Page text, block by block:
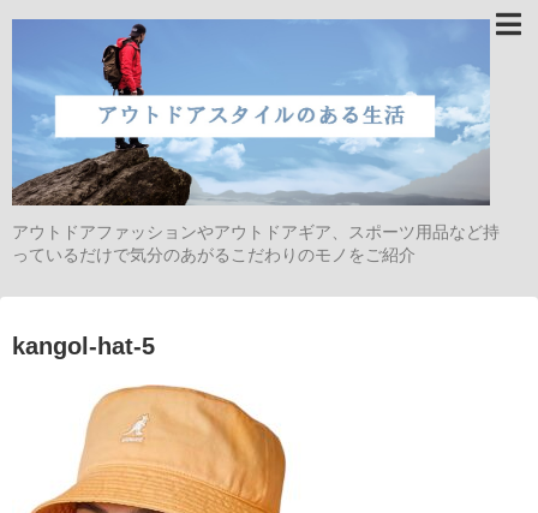
アウトドアファッションやアウトドアギア、スポーツ用品など持
っているだけで気分のあがるこだわりのモノをご紹介
kangol-hat-5